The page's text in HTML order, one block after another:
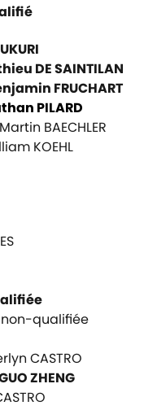
DE SAINTILAN
FRUCHART
PILARD
Martin BAECHLER
KOEHL
non-qualifiée
CASTRO
ZHENG